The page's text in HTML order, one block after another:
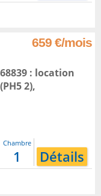
659 €/mois
: location
2),
Chambre
1 Détails